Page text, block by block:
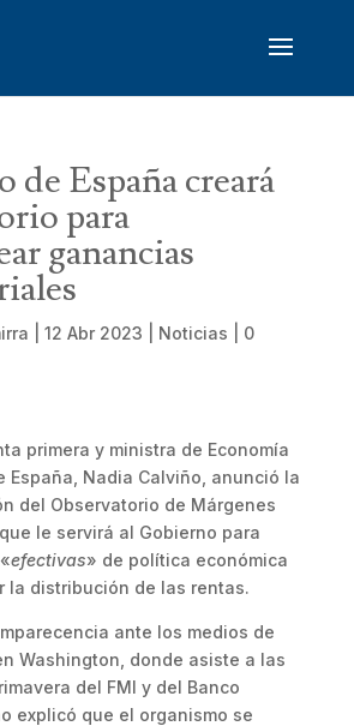
de España creará
para
ganancias
12 Abr 2023 Noticias
0
primera y ministra de Economía
España, Nadia Calviño, anunció la
del Observatorio de Márgenes
le servirá al Gobierno para
efectivas» de política económica
la distribución de las rentas.
ante los medios de
Washington, donde asiste a las
del FMI y del Banco
explicó que el organismo se